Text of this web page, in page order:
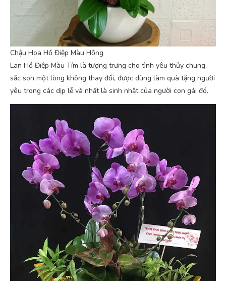
Chậu Hoa Hồ Điệp Màu Hồng
Lan Hồ Điệp Màu Tím là tượng trưng cho tình yêu thủy chung,
sắc son một lòng không thay đổi, được dùng làm quà tặng người
yêu trong các dịp lễ và nhất là sinh nhật của người con gái đó.